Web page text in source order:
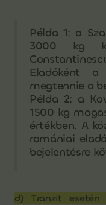
Példa 1: a
3000 kg
Eladóként
megtennie a
Példa 2: a
1500 kg
értékben. A
romániai
bejelentésre
d) Tranzit esetén